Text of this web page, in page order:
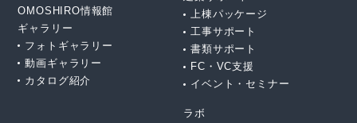
上棟パッケージ
工事サポート
書類サポート
FC・VC支援
イベント・セミナー
ラボ
OMOSHIRO情報館
ギャラリー
フォトギャラリー
動画ギャラリー
カタログ紹介